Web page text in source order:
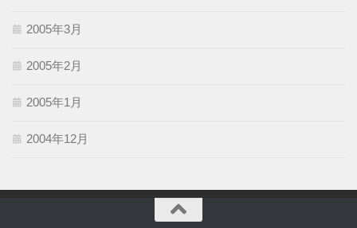
2005年3月
2005年2月
2005年1月
2004年12月